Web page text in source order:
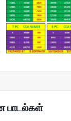
பாடல்கள்